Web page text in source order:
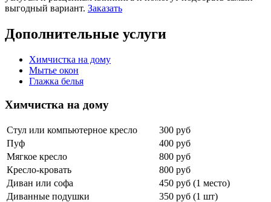
выгодный вариант. Заказать
Дополнительные услуги
Химчистка на дому
Мытье окон
Глажка белья
Химчистка на дому
Стул или компьютерное кресло
300 руб
Пуф
400 руб
Мягкое кресло
800 руб
Кресло-кровать
800 руб
Диван или софа
450 руб (1 место)
Диванные подушки
350 руб (1 шт)